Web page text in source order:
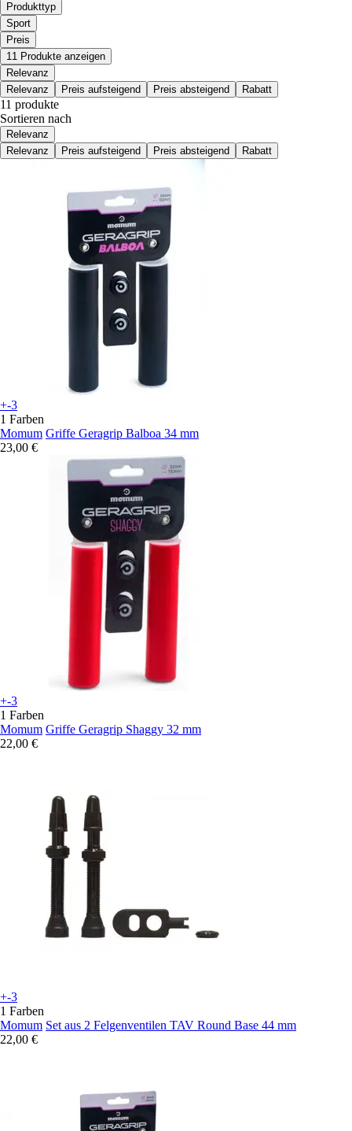
Produkttyp
Sport
Preis
11 Produkte anzeigen
Relevanz
Relevanz
Preis aufsteigend Preis absteigend Rabatt
11 produkte
Sortieren nach
Relevanz
Relevanz
Preis aufsteigend Preis absteigend Rabatt
+-3
1 Farben
Momum Griffe Geragrip Balboa 34 mm
23,00 €
+-3
1 Farben
Momum Griffe Geragrip Shaggy 32 mm
22,00 €
+-3
1 Farben
Momum Set aus 2 Felgenventilen TAV Round Base 44 mm
22,00 €